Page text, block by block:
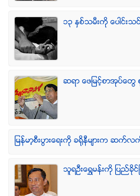
၁၃ ႏွစ္သမီးကို ေပါင္းသင္
ဆရာ ေဖျမင့္စာအုပ္ေတြ
ျမန္မာ့စီးပြားေရးကို ခရိုနီမ်ားက ဆ
သူရဦးေရႊမန္းကို ျပ